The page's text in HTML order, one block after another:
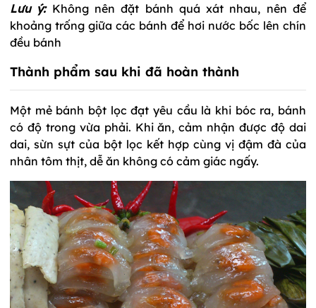
Lưu ý:Không nên đặt bánh quá xát nhau, nên để
khoảng trống giữa các bánh để hơi nước bốc lên chín
đều bánh
Thành phẩm sau khi đã hoàn thành
Một mẻ bánh bột lọc đạt yêu cầu là khi bóc ra, bánh
có độ trong vừa phải. Khi ăn, cảm nhận được độ dai
dai, sừn sựt của bột lọc kết hợp cùng vị đậm đà của
nhân tôm thịt, dễ ăn không có cảm giác ngấy.